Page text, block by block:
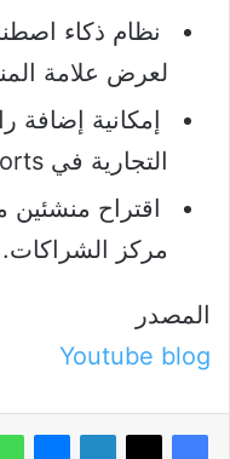
نظام ذكاء
لعرض علامة
إمكانية إضافة
التجارية في Shorts.
اقتراح منشئين
مركز الشراكات.
المصدر
Youtube blog